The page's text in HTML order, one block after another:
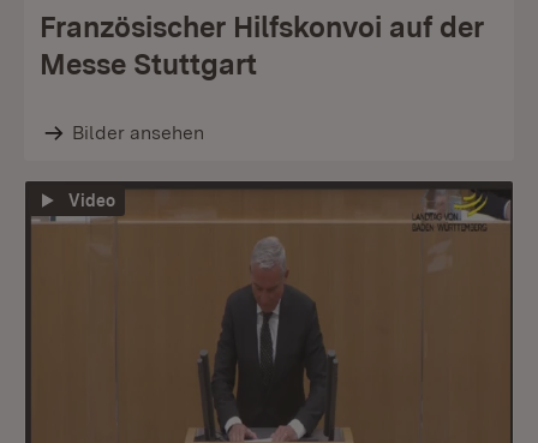
Französischer Hilfskonvoi auf der
Messe Stuttgart
Bilder ansehen
Video